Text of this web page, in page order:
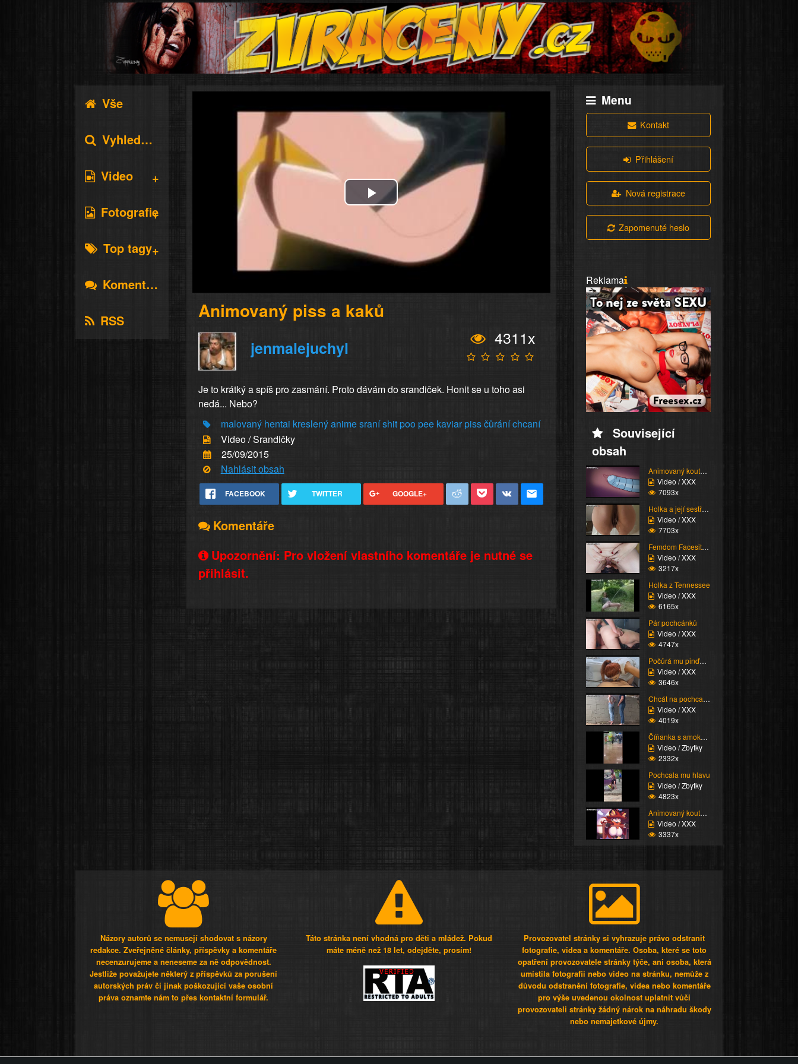
Vše
Vyhledávání
Video
Fotografie
Top tagy
Komentáře
RSS
Play
Animovaný piss a kaků
jenmalejuchyl
4311x
Je to krátký a spíš pro zasmání. Proto dávám do srandiček. Honit se u toho asi
nedá... Nebo?
malovaný hentai kreslenýanimesraníshitpoo pee kaviarpissčůráníchcaní
Video / Srandičky
25/09/2015
Nahlásit obsah
FACEBOOK TWITTER GOOGLE+
Komentáře
Upozornění: Pro vložení vlastního komentáře je nutné se
přihlásit.
Menu
Kontakt
Přihlášení
Nová registrace
Zapomenuté heslo
Reklama
Související
obsah
Animovaný koutek vol.1...
Video / XXX
7093x
Holka a její sestřih c...
Video / XXX
7703x
Femdom Facesitting vol...
Video / XXX
3217x
Holka z Tennessee
Video / XXX
6165x
Pár pochcánků
Video / XXX
4747x
Počůrá mu pinďoura
Video / XXX
3646x
Chcát na pochcanou hol...
Video / XXX
4019x
Číňanka s amokem
Video / Zbytky
2332x
Pochcala mu hlavu
Video / Zbytky
4823x
Animovaný koutek vol.1...
Video / XXX
3337x
Názory autorů se nemusejí shodovat s názory
redakce. Zveřejněné články, příspěvky a komentáře
necenzurujeme a neneseme za ně odpovědnost.
Jestliže považujete některý z příspěvků za porušení
autorských práv či jinak poškozující vaše osobní
práva oznamte nám to přes kontaktní formulář.
Táto stránka není vhodná pro děti a mládež. Pokud
máte méně než 18 let, odejděte, prosím!
Provozovatel stránky si vyhrazuje právo odstranit
fotografie, videa a komentáře. Osoba, které se toto
opatření provozovatele stránky týče, ani osoba, která
umístila fotografii nebo video na stránku, nemůže z
důvodu odstranění fotografie, videa nebo komentáře
pro výše uvedenou okolnost uplatnit vůči
provozovateli stránky žádný nárok na náhradu škody
nebo nemajetkové újmy.